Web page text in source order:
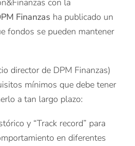
con la
Finanzas ha publicado un
fondos se pueden mantener
director de DPM Finanzas)
mínimos que debe tener
a tan largo plazo:
y “Track record” para
en diferentes